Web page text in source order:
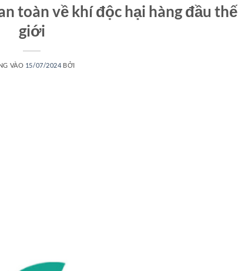
toàn về khí độc hại hàng đầu thế
giới
VÀO 15/07/2024 BỞI